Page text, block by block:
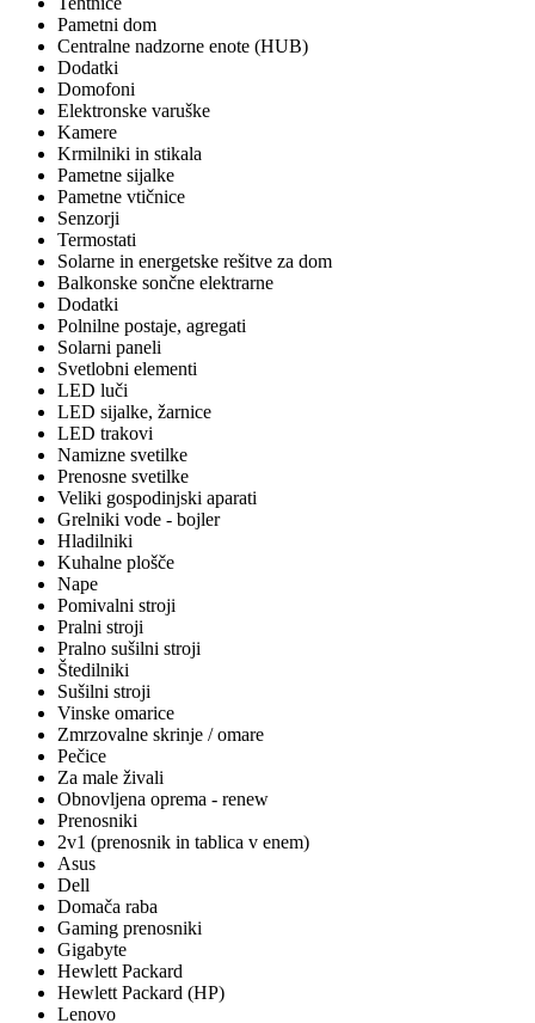
Pametni dom
Centralne nadzorne enote (HUB)
Dodatki
Domofoni
Elektronske varuške
Kamere
Krmilniki in stikala
Pametne sijalke
Pametne vtičnice
Senzorji
Termostati
Solarne in energetske rešitve za dom
Balkonske sončne elektrarne
Dodatki
Polnilne postaje, agregati
Solarni paneli
Svetlobni elementi
LED luči
LED sijalke, žarnice
LED trakovi
Namizne svetilke
Prenosne svetilke
Veliki gospodinjski aparati
Grelniki vode - bojler
Hladilniki
Kuhalne plošče
Nape
Pomivalni stroji
Pralni stroji
Pralno sušilni stroji
Štedilniki
Sušilni stroji
Vinske omarice
Zmrzovalne skrinje / omare
Pečice
Za male živali
Obnovljena oprema - renew
Prenosniki
2v1 (prenosnik in tablica v enem)
Asus
Dell
Domača raba
Gaming prenosniki
Gigabyte
Hewlett Packard
Hewlett Packard (HP)
Lenovo